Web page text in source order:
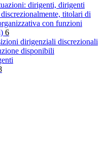
dirigenti, dirigenti
titolari di
con funzioni
6
dirigenziali discrezionali
disponibili